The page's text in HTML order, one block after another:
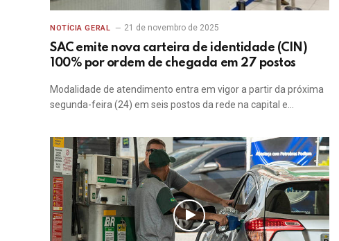
NOTÍCIA GERAL 21 de novembro de 2025
SAC emite nova carteira de identidade (CIN)
100% por ordem de chegada em 27 postos
Modalidade de atendimento entra em vigor a partir da próxima
segunda-feira (24) em seis postos da rede na capital e…